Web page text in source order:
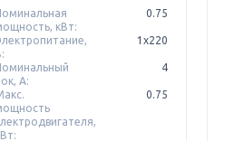
кВт:
0.75
1х220
А:
4
0.75